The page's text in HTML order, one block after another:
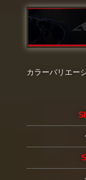
カラーバリエー